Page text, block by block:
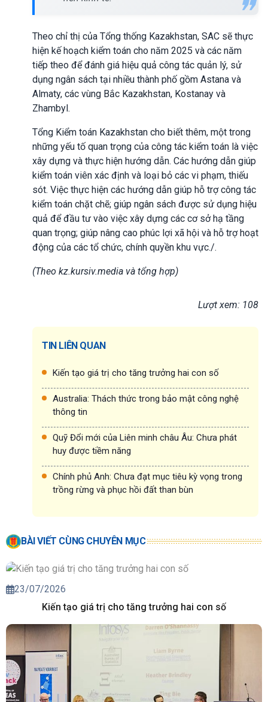
Theo chỉ thị của Tổng thống Kazakhstan, SAC sẽ thực
hiện kế hoạch kiểm toán cho năm 2025 và các năm
tiếp theo để đánh giá hiệu quả công tác quản lý, sử
dụng ngân sách tại nhiều thành phố gồm Astana và
Almaty, các vùng Bắc Kazakhstan, Kostanay và
Zhambyl.
Tổng Kiểm toán Kazakhstan cho biết thêm, một trong
những yếu tố quan trọng của công tác kiểm toán là việc
xây dựng và thực hiện hướng dẫn. Các hướng dẫn giúp
kiểm toán viên xác định và loại bỏ các vi phạm, thiếu
sót. Việc thực hiện các hướng dẫn giúp hỗ trợ công tác
kiểm toán chặt chẽ; giúp ngân sách được sử dụng hiệu
quả để đầu tư vào việc xây dựng các cơ sở hạ tầng
quan trọng; giúp nâng cao phúc lợi xã hội và hỗ trợ hoạt
động của các tổ chức, chính quyền khu vực./.
(Theo kz.kursiv.media và tổng hợp)
Lượt xem: 108
TIN LIÊN QUAN
Kiến tạo giá trị cho tăng trưởng hai con số
Australia: Thách thức trong bảo mật công nghệ
thông tin
Quỹ Đổi mới của Liên minh châu Âu: Chưa phát
huy được tiềm năng
Chính phủ Anh: Chưa đạt mục tiêu kỳ vọng trong
trồng rừng và phục hồi đất than bùn
BÀI VIẾT CÙNG CHUYÊN MỤC
23/07/2026
Kiến tạo giá trị cho tăng trưởng hai con số